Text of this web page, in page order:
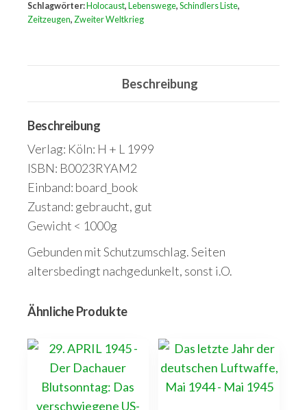
:
Lebenswege
Schlagwörter: Holocaust, Lebenswege, Schindlers Liste,
Zeitzeugen, Zweiter Weltkrieg
Beschreibung
Beschreibung
Verlag: Köln: H + L 1999
ISBN: B0023RYAM2
Einband: board_book
Zustand: gebraucht, gut
Gewicht < 1000g
Gebunden mit Schutzumschlag. Seiten
altersbedingt nachgedunkelt, sonst i.O.
Ähnliche Produkte